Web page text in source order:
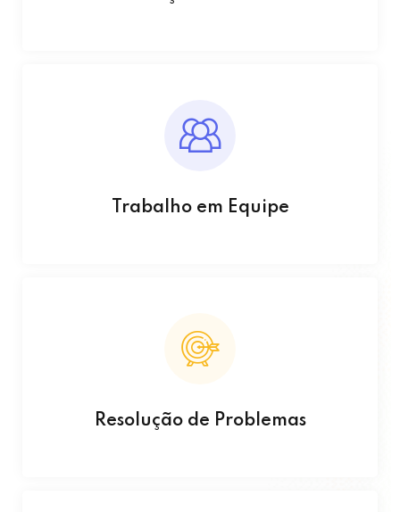
Trabalho em Equipe
Resolução de Problemas